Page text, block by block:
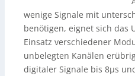
wenige Signale mit
benötigen, eignet sich das
Einsatz verschiedener
unbelegten Kanälen
digitaler Signale bis 8µs